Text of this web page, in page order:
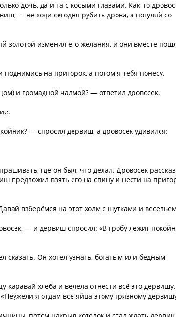
дочь, да и та с косыми глазами. Как-то
— не ходи сегодня рубить дрова, а погуляй со
золотой изменил его желания, и они вместе
на пригорок, а потом я тебя понесу.
и громадной чалмой? — ответил дровосек.
— спросил дервиш, а дровосек удивился:
где он был, что делал. Дровосек
предложил взять его на спину и нести на
взберёмся на этот холм с шутками и
— и дервиш спросил: «В гробу лежит
сказать. Он хотел узнать, богатым или бедным
каравай хлеба и велела отнести всё это дервишу.
я отдам все яйца этому грязному